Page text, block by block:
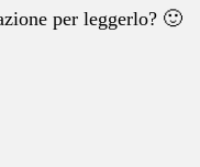
per leggerlo? 🙂